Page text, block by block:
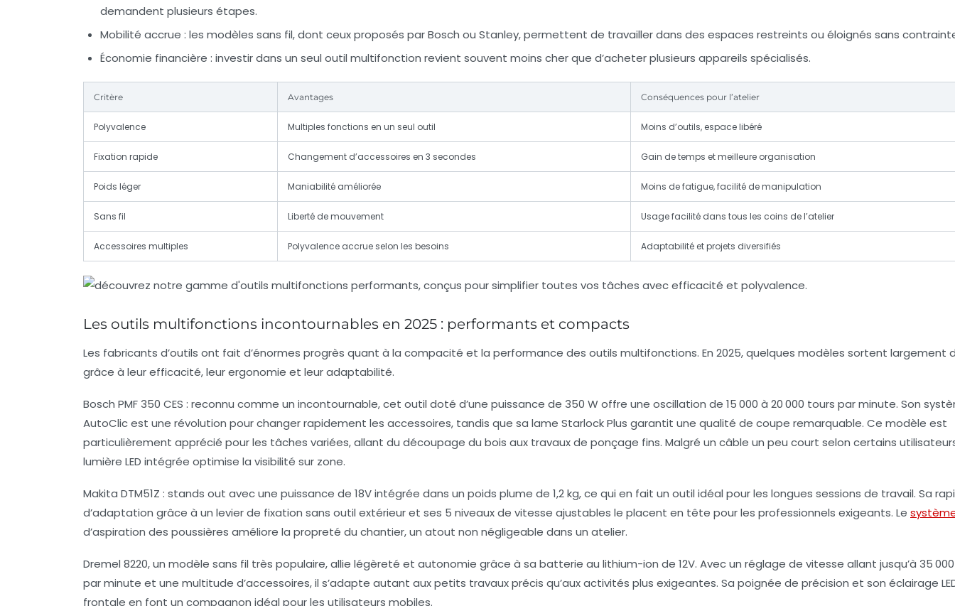
demandent plusieurs étapes.
Mobilité accrue : les modèles sans fil, dont ceux proposés par Bosch ou Stanley, permettent de travailler dans des espaces restreints ou éloignés sans
Économie financière : investir dans un seul outil multifonction revient souvent moins cher que d’acheter plusieurs appareils spécialisés.
Critère Avantages Conséquences pour l’atelier
Polyvalence Multiples fonctions en un seul outil Moins d’outils, espace libéré
Fixation rapide Changement d’accessoires en 3 secondes Gain de temps et meilleure organisation
Poids léger Maniabilité améliorée Moins de fatigue, facilité de manipulation
Sans fil Liberté de mouvement Usage facilité dans tous les coins de l’atelier
Accessoires multiples Polyvalence accrue selon les besoins Adaptabilité et projets diversifiés
Les outils multifonctions incontournables en 2025 : performants et compacts
Les fabricants d’outils ont fait d’énormes progrès quant à la compacité et la performance des outils multifonctions. En 2025, quelques modèles sortent largement
grâce à leur efficacité, leur ergonomie et leur adaptabilité.
Bosch PMF 350 CES : reconnu comme un incontournable, cet outil doté d’une puissance de 350 W offre une oscillation de 15 000 à 20 000 tours par minute. Son
AutoClic est une révolution pour changer rapidement les accessoires, tandis que sa lame Starlock Plus garantit une qualité de coupe remarquable. Ce modèle est
particulièrement apprécié pour les tâches variées, allant du découpage du bois aux travaux de ponçage fins. Malgré un câble un peu court selon certains
lumière LED intégrée optimise la visibilité sur zone.
Makita DTM51Z : stands out avec une puissance de 18V intégrée dans un poids plume de 1,2 kg, ce qui en fait un outil idéal pour les longues sessions de travail. Sa
d’adaptation grâce à un levier de fixation sans outil extérieur et ses 5 niveaux de vitesse ajustables le placent en tête pour les professionnels exigeants. Le
d’aspiration des poussières améliore la propreté du chantier, un atout non négligeable dans un atelier.
Dremel 8220, un modèle sans fil très populaire, allie légèreté et autonomie grâce à sa batterie au lithium-ion de 12V. Avec un réglage de vitesse allant jusqu’à 35
par minute et une multitude d’accessoires, il s’adapte autant aux petits travaux précis qu’aux activités plus exigeantes. Sa poignée de précision et son éclairage
frontale en font un compagnon idéal pour les utilisateurs mobiles.